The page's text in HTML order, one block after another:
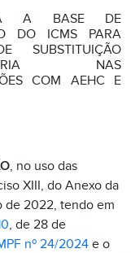
A BASE DE
DO ICMS PARA
SUBSTITUIÇÃO
NAS
COM AEHC E
, no uso das
XIII, do Anexo da
de 2022, tendo em
, de 28 de
nº 24/2024 e o